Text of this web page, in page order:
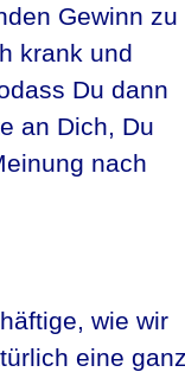
Gewinn zu
krank und
Du dann
an Dich, Du
nach
wie wir
eine